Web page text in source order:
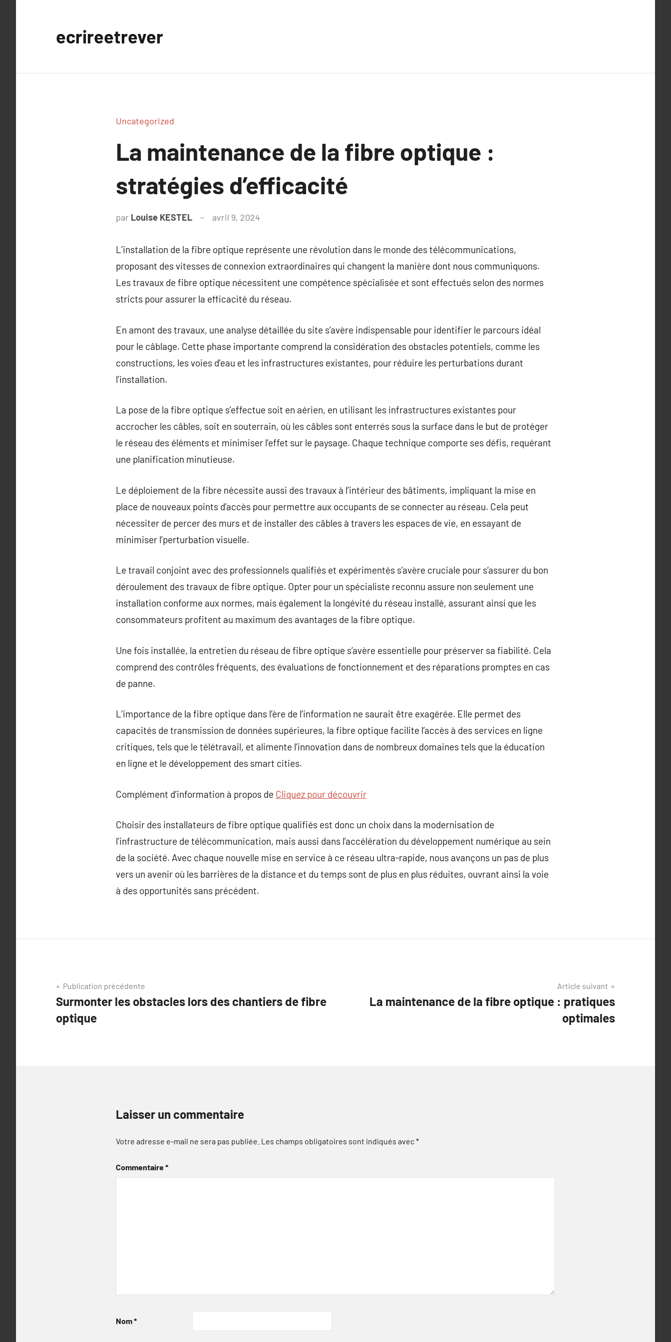
ecrireetrever
Uncategorized
La maintenance de la fibre optique :
stratégies d’efficacité
par Louise KESTEL avril 9, 2024
L’installation de la fibre optique représente une révolution dans le monde des télécommunications,
proposant des vitesses de connexion extraordinaires qui changent la manière dont nous communiquons.
Les travaux de fibre optique nécessitent une compétence spécialisée et sont effectués selon des normes
stricts pour assurer la efficacité du réseau.
En amont des travaux, une analyse détaillée du site s’avère indispensable pour identifier le parcours idéal
pour le câblage. Cette phase importante comprend la considération des obstacles potentiels, comme les
constructions, les voies d’eau et les infrastructures existantes, pour réduire les perturbations durant
l’installation.
La pose de la fibre optique s’effectue soit en aérien, en utilisant les infrastructures existantes pour
accrocher les câbles, soit en souterrain, où les câbles sont enterrés sous la surface dans le but de protéger
le réseau des éléments et minimiser l’effet sur le paysage. Chaque technique comporte ses défis, requérant
une planification minutieuse.
Le déploiement de la fibre nécessite aussi des travaux à l’intérieur des bâtiments, impliquant la mise en
place de nouveaux points d’accès pour permettre aux occupants de se connecter au réseau. Cela peut
nécessiter de percer des murs et de installer des câbles à travers les espaces de vie, en essayant de
minimiser l’perturbation visuelle.
Le travail conjoint avec des professionnels qualifiés et expérimentés s’avère cruciale pour s’assurer du bon
déroulement des travaux de fibre optique. Opter pour un spécialiste reconnu assure non seulement une
installation conforme aux normes, mais également la longévité du réseau installé, assurant ainsi que les
consommateurs profitent au maximum des avantages de la fibre optique.
Une fois installée, la entretien du réseau de fibre optique s’avère essentielle pour préserver sa fiabilité. Cela
comprend des contrôles fréquents, des évaluations de fonctionnement et des réparations promptes en cas
de panne.
L’importance de la fibre optique dans l’ère de l’information ne saurait être exagérée. Elle permet des
capacités de transmission de données supérieures, la fibre optique facilite l’accès à des services en ligne
critiques, tels que le télétravail, et alimente l’innovation dans de nombreux domaines tels que la éducation
en ligne et le développement des smart cities.
Complément d’information à propos de Cliquez pour découvrir
Choisir des installateurs de fibre optique qualifiés est donc un choix dans la modernisation de
l’infrastructure de télécommunication, mais aussi dans l’accélération du développement numérique au sein
de la société. Avec chaque nouvelle mise en service à ce réseau ultra-rapide, nous avançons un pas de plus
vers un avenir où les barrières de la distance et du temps sont de plus en plus réduites, ouvrant ainsi la voie
à des opportunités sans précédent.
Navigation
de
l’article
Publication précédente
Surmonter les obstacles lors des chantiers de fibre
optique
Article suivant
La maintenance de la fibre optique : pratiques
optimales
Laisser un commentaire
Votre adresse e-mail ne sera pas publiée. Les champs obligatoires sont indiqués avec*
Commentaire*
Nom*